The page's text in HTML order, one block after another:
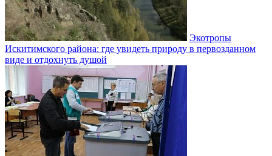
Экотропы
Искитимского района: где увидеть природу в первозданном
виде и отдохнуть душой